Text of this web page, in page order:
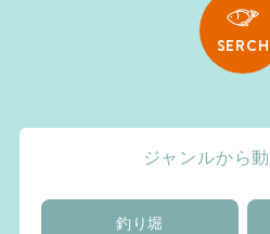
SERCH
ジャンルから
釣り堀